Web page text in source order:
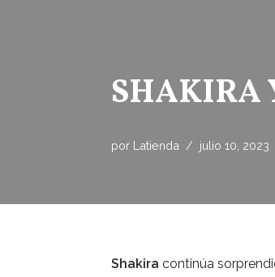
SHAKIRA
por Latienda julio 10, 2023
Shakira continúa